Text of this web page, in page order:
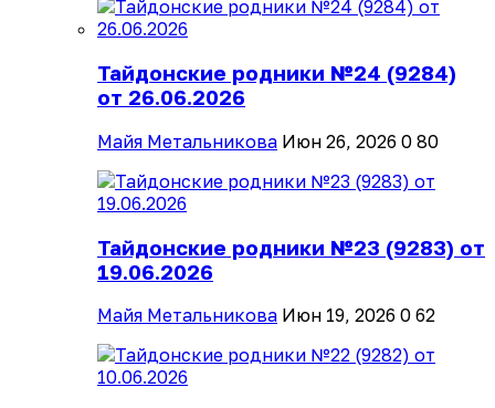
Тайдонские родники №24 (9284)
от 26.06.2026
Майя Метальникова Июн 26, 2026 0 80
Тайдонские родники №23 (9283) от
19.06.2026
Майя Метальникова Июн 19, 2026 0 62